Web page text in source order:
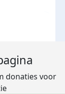
donaties voor